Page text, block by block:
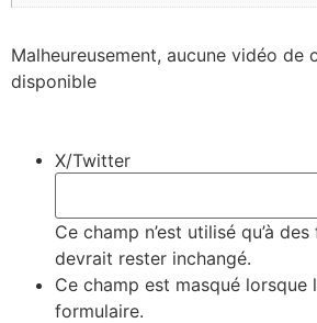
Malheureusement, aucune vidéo de
disponible
X/Twitter
Ce champ n’est utilisé qu’à
devrait rester inchangé.
Ce champ est masqué lorsque
formulaire.